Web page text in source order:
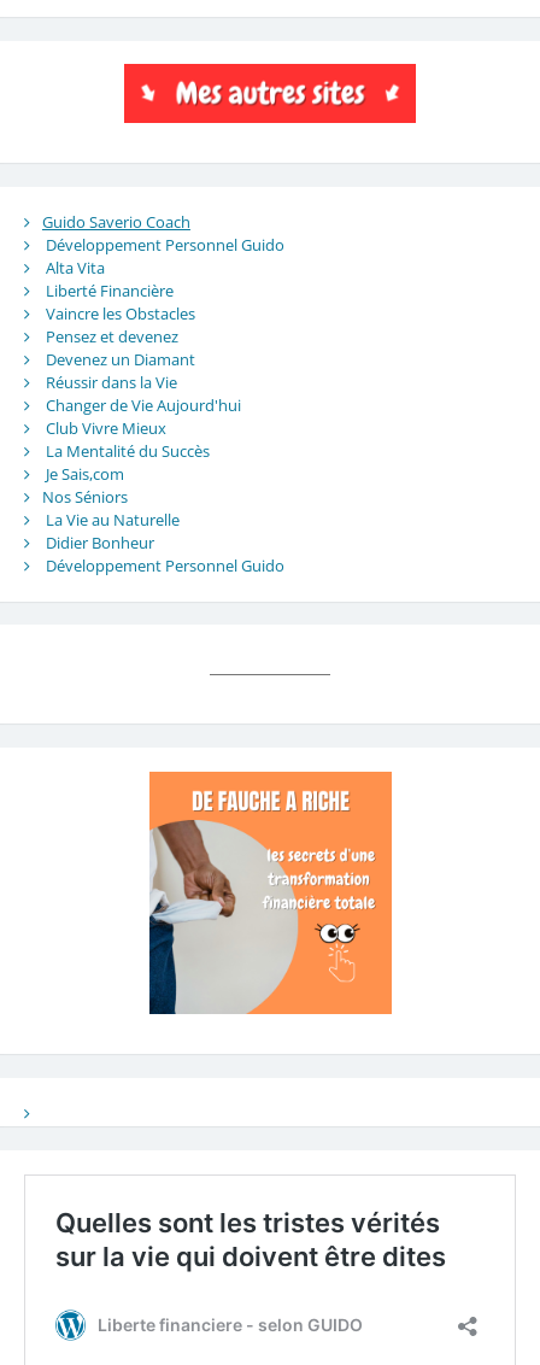
Guido Saverio Coach
Développement Personnel Guido
Alta Vita
Liberté Financière
Vaincre les Obstacles
Pensez et devenez
Devenez un Diamant
Réussir dans la Vie
Changer de Vie Aujourd'hui
Club Vivre Mieux
La Mentalité du Succès
Je Sais,com
Nos Séniors
La Vie au Naturelle
Didier Bonheur
Développement Personnel Guido